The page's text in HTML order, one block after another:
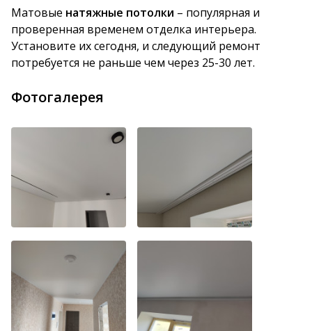
Матовые натяжные потолки – популярная и
проверенная временем отделка интерьера.
Установите их сегодня, и следующий ремонт
потребуется не раньше чем через 25-30 лет.
Фотогалерея